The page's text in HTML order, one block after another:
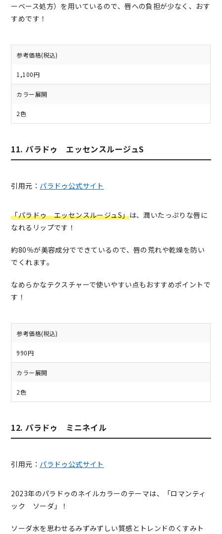
ーベース処方）を用いているので、唇への負担が少なく、 おす
すめです！
参考価格(税込)
1,100円
カラー展開
2色
11. パラドゥ エッセンスルージュS
引用元： パラドゥ公式サイト
「パラドゥ エッセンスルージュS」は、潤いたっぷりな唇に
なれるリップです！
約80％が美容成分でできているので、唇の荒れや乾燥を防い
でくれます。
なめらかなテクスチャーで使いやすい点もおすすめポイントで
す！
参考価格(税込)
990円
カラー展開
2色
12. パラドゥ ミニネイル
引用元： パラドゥ公式サイト
2023年のパラドゥのネイルカラーのテーマは、「ロマンティ
ック ソーダ」！
ソーダ水を思わせるみずみずしい質感とトレンドのくすみト